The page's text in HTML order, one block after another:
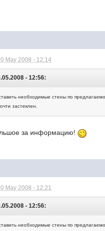
May 2008 - 12:14
- 12:56:
необходимые стены по
застеклен.
за информацию!
May 2008 - 12:21
- 12:56:
необходимые стены по